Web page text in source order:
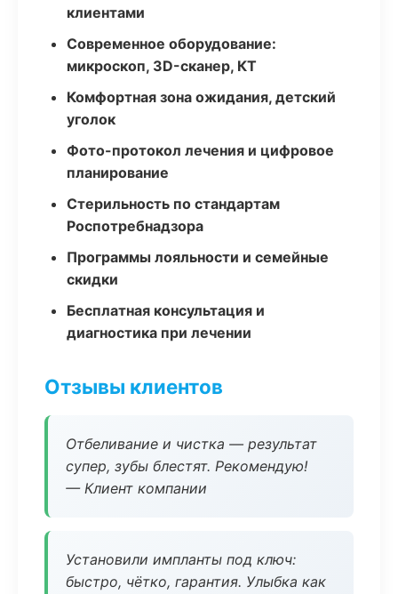
клиентами
Современное оборудование:
микроскоп, 3D-сканер, КТ
Комфортная зона ожидания, детский
уголок
Фото-протокол лечения и цифровое
планирование
Стерильность по стандартам
Роспотребнадзора
Программы лояльности и семейные
скидки
Бесплатная консультация и
диагностика при лечении
Отзывы клиентов
Отбеливание и чистка — результат
супер, зубы блестят. Рекомендую!
— Клиент компании
Установили импланты под ключ:
быстро, чётко, гарантия. Улыбка как